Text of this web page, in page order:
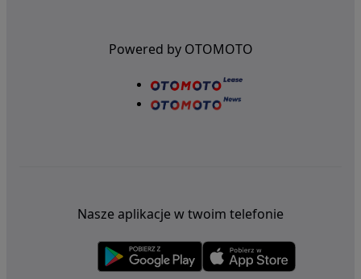
Powered by OTOMOTO
Nasze aplikacje w twoim telefonie